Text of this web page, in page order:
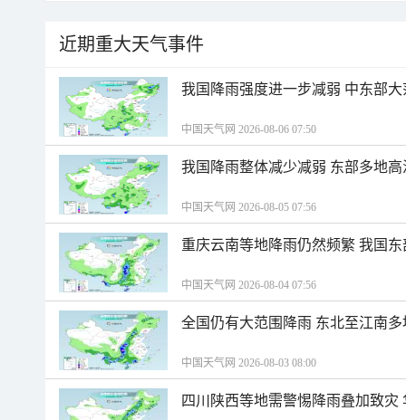
近期重大天气事件
我国降雨强度进一步减弱 中东部
中国天气网 2026-08-06 07:50
我国降雨整体减少减弱 东部多地
中国天气网 2026-08-05 07:56
重庆云南等地降雨仍然频繁 我国
中国天气网 2026-08-04 07:56
全国仍有大范围降雨 东北至江南
中国天气网 2026-08-03 08:00
四川陕西等地需警惕降雨叠加致